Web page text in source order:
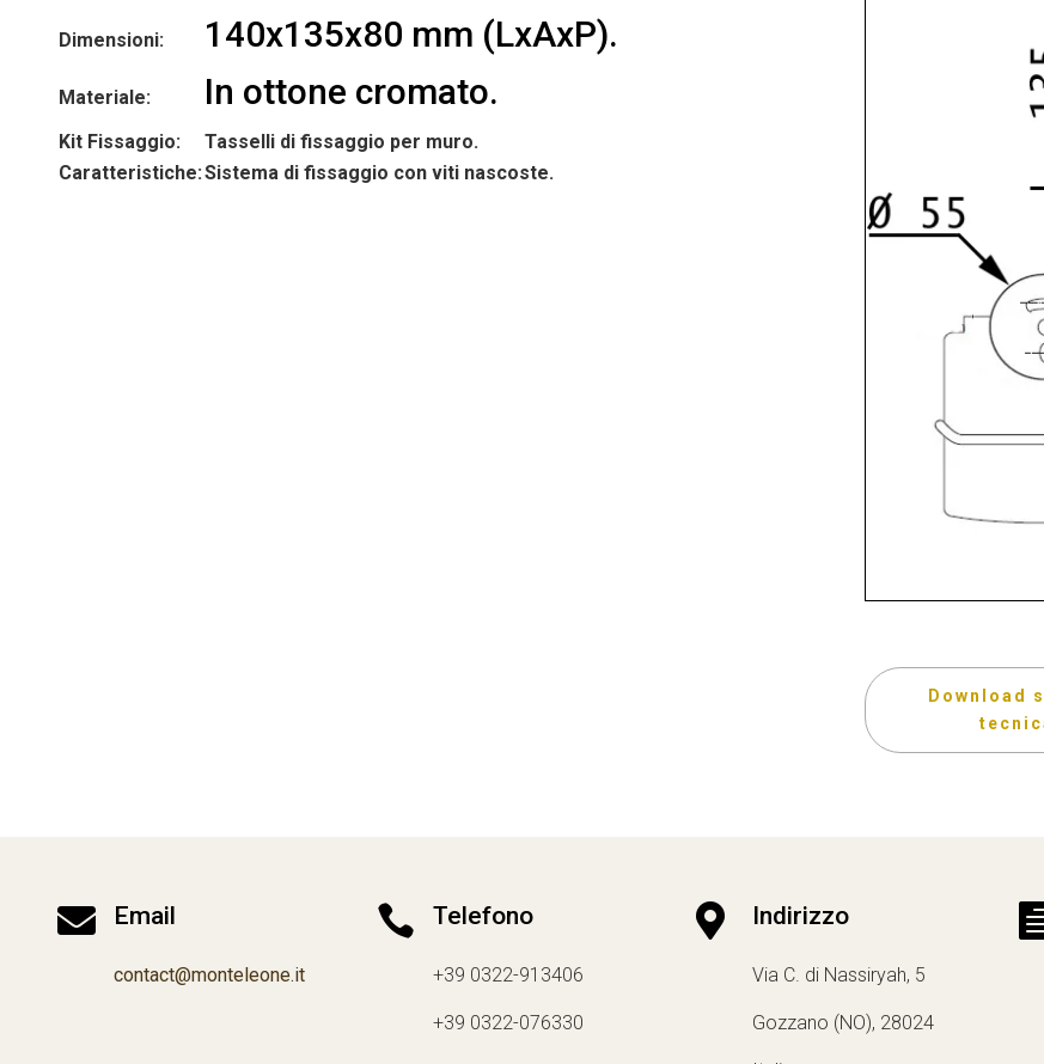
Dimensioni: 140x135x80 mm (LxAxP).
Materiale: In ottone cromato.
Kit Fissaggio:
Tasselli di fissaggio per muro.
Caratteristiche:Sistema di fissaggio con viti nascoste.
Download
 Email
contact@monteleone.it
 Telefono
+39 0322-913406
+39 0322-076330
 Indirizzo
Via C. di Nassiryah, 5
Gozzano (NO), 28024
